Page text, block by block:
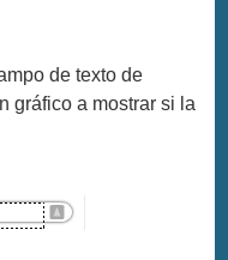
de texto de
gráfico a mostrar si la